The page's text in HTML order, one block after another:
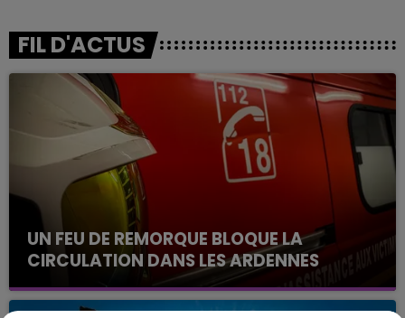
FIL D'ACTUS
UN FEU DE REMORQUE BLOQUE LA
CIRCULATION DANS LES ARDENNES
Un feu de remorque s'est déclaré ce mercredi en
fin de matinée sur l'A34.